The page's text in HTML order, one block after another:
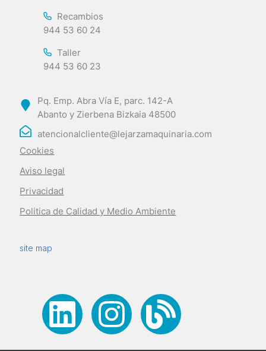
Recambios
944 53 60 24
Taller
944 53 60 23
Pq. Emp. Abra Vía E, parc. 142-A
Abanto y Zierbena Bizkaia 48500
atencionalcliente@lejarzamaquinaria.com
Cookies
Aviso legal
Privacidad
Politica de Calidad y Medio Ambiente
site map